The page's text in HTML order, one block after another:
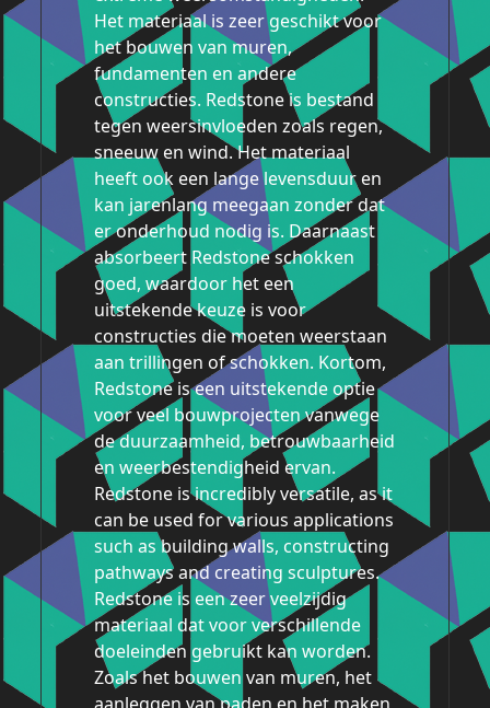
Het materiaal is zeer geschikt voor
het bouwen van muren,
fundamenten en andere
constructies. Redstone is bestand
tegen weersinvloeden zoals regen,
sneeuw en wind. Het materiaal
heeft ook een lange levensduur en
kan jarenlang meegaan zonder dat
er onderhoud nodig is. Daarnaast
absorbeert Redstone schokken
goed, waardoor het een
uitstekende keuze is voor
constructies die moeten weerstaan
aan trillingen of schokken. Kortom,
Redstone is een uitstekende optie
voor veel bouwprojecten vanwege
de duurzaamheid, betrouwbaarheid
en weerbestendigheid ervan.
Redstone is incredibly versatile, as it
can be used for various applications
such as building walls, constructing
pathways and creating sculptures.
Redstone is een zeer veelzijdig
materiaal dat voor verschillende
doeleinden gebruikt kan worden.
Zoals het bouwen van muren, het